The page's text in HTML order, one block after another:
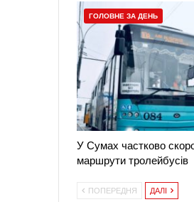
ГОЛОВНЕ ЗА ДЕНЬ
У Сумах частково
маршрути тролейбусів
ПОПЕРЕДНЯ ДАЛІ